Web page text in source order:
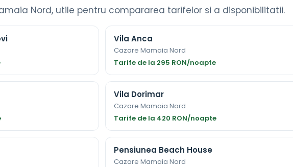
Nord, utile pentru compararea tarifelor si a disponibilitatii.
Vila Anca
Cazare Mamaia Nord
Tarife de la 295 RON/noapte
Vila Dorimar
Cazare Mamaia Nord
Tarife de la 420 RON/noapte
Pensiunea Beach House
Cazare Mamaia Nord